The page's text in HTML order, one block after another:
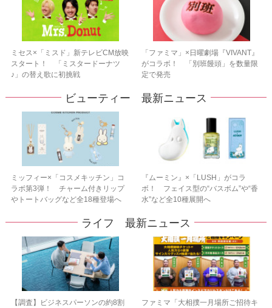
ミセス×「ミスド」新テレビCM放映
スタート！ 「ミスタードーナツ
♪」の替え歌に初挑戦
「ファミマ」×日曜劇場『VIVANT』
がコラボ！ 「別班饅頭」を数量限
定で発売
ビューティー 最新ニュース
ミッフィー×「コスメキッチン」コ
ラボ第3弾！ チャーム付きリップ
やトートバッグなど全18種登場へ
『ムーミン』×「LUSH」がコラ
ボ！ フェイス型の“バスボム”や“香
水”など全10種展開へ
ライフ 最新ニュース
【調査】ビジネスパーソンの約8割
ファミマ「大相撲一月場所ご招待キ